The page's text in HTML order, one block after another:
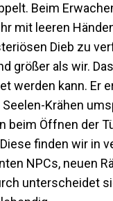
Beim
mit leeren
Dieb zu
größer als wir.
werden kann. Er
Krähen
beim Öffnen der
finden wir in
NPCs, neuen
unterscheidet